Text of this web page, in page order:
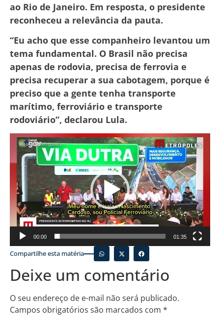
ao Rio de Janeiro. Em resposta, o presidente
reconheceu a relevância da pauta.
“Eu acho que esse companheiro levantou um
tema fundamental. O Brasil não precisa
apenas de rodovia, precisa de ferrovia e
precisa recuperar a sua cabotagem, porque é
preciso que a gente tenha transporte
marítimo, ferroviário e transporte
rodoviário”, declarou Lula.
Tocador
vídeo
00:00 01:35
Compartilhe esta matéria
Deixe um comentário
O seu endereço de e-mail não será publicado.
Campos obrigatórios são marcados com *